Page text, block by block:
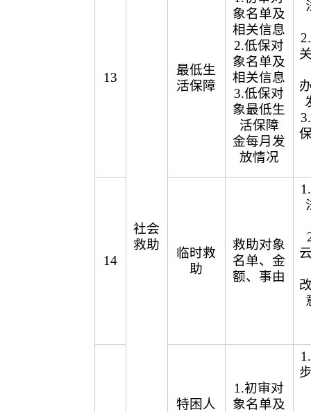
13
社会
救助
最低生
活保障
象名单及
相关信息
2.低保对
象名单及
相关信息
3.低保对
象最低生
活保障
金每月发
放情况
14
临时救
助
救助对象
名单、金
额、事由
特困人
1.初审对
象名单及